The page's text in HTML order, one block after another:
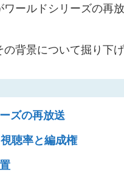
ールドシリーズの再
背景について掘り下げ
ズの再放送
聴率と編成権